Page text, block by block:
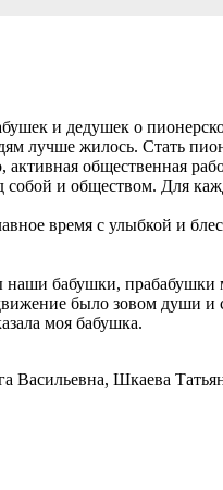
и дедушек о
лучше жилось. Стать
общественная
собой и обществом. Для
время с улыбкой и
бабушки, прабабушки
было зовом души и
моя бабушка.
Васильевна, Шкаева